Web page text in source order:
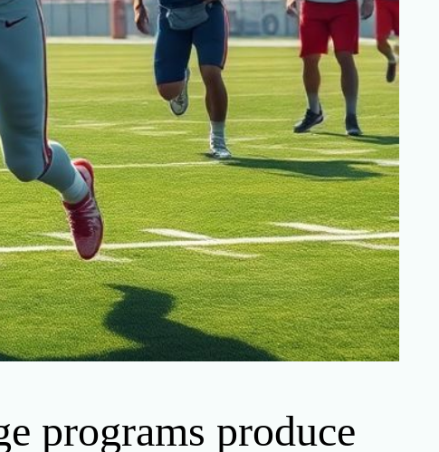
programs produce